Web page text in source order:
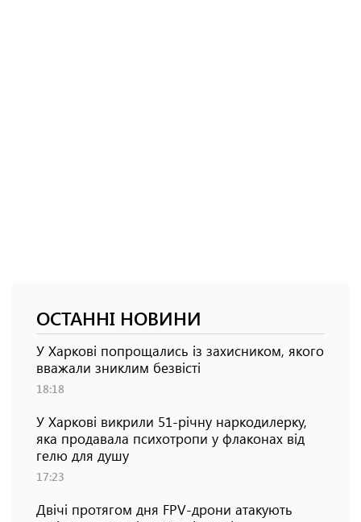
ОСТАННІ НОВИНИ
У Харкові попрощались із захисником, якого
вважали зниклим безвісті
18:18
У Харкові викрили 51-річну наркодилерку,
яка продавала психотропи у флаконах від
гелю для душу
17:23
Двічі протягом дня FPV-дрони атакують